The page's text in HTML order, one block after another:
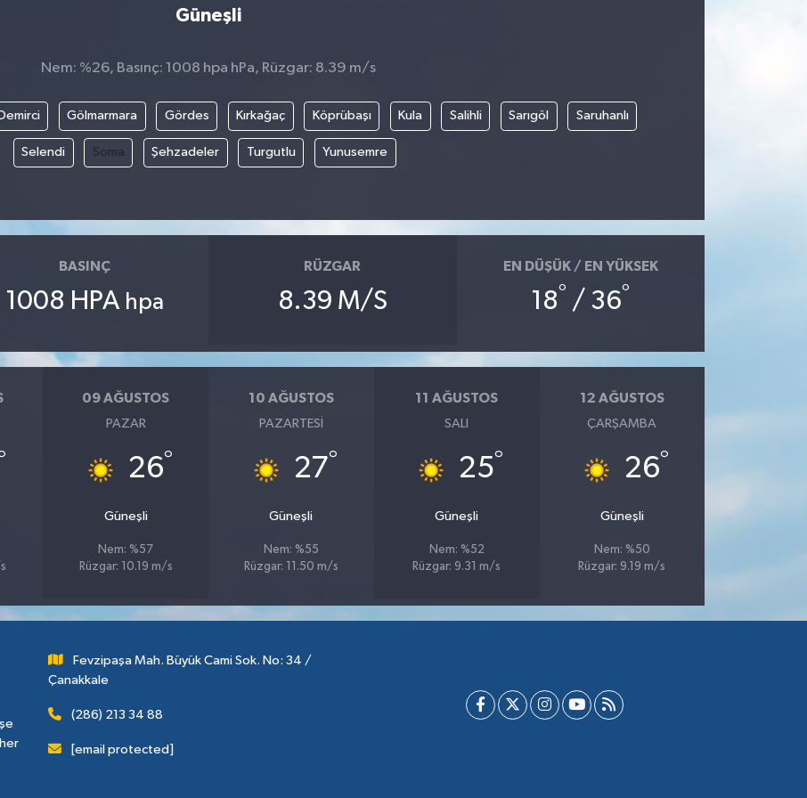
Güneşli
Nem: %26, Basınç: 1008 hpa hPa, Rüzgar: 8.39 m/s
Demirci Gölmarmara Gördes Kırkağaç Köprübaşı Kula Salihli Sarıgöl Saruhanlı
Selendi Soma Şehzadeler Turgutlu Yunusemre
BASINÇ
1008 HPA hpa
RÜZGAR
8.39 M/S
EN DÜŞÜK / EN YÜKSEK
18° / 36°
09 AĞUSTOS
PAZAR
26°
Güneşli
Nem: %57
Rüzgar: 10.19 m/s
10 AĞUSTOS
PAZARTESI
27°
Güneşli
Nem: %55
Rüzgar: 11.50 m/s
11 AĞUSTOS
SALI
25°
Güneşli
Nem: %52
Rüzgar: 9.31 m/s
12 AĞUSTOS
ÇARŞAMBA
26°
Güneşli
Nem: %50
Rüzgar: 9.19 m/s
Fevzipaşa Mah. Büyük Cami Sok. No: 34 /
Çanakkale
(286) 213 34 88
[email protected]